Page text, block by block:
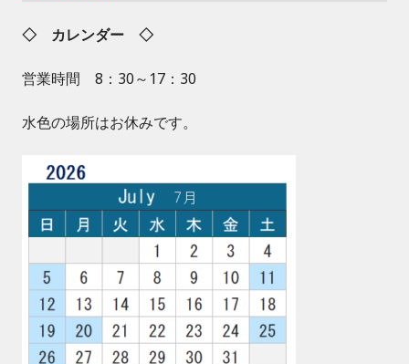
◇ カレンダー ◇
営業時間 8：30～17：30
水色の場所はお休みです。